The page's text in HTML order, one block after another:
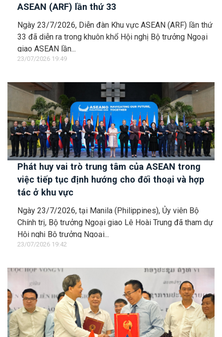
ASEAN (ARF) lần thứ 33
Ngày 23/7/2026, Diễn đàn Khu vực ASEAN (ARF) lần thứ
33 đã diễn ra trong khuôn khổ Hội nghị Bộ trưởng Ngoại
giao ASEAN lần...
23/07/2026 19:49
Phát huy vai trò trung tâm của ASEAN trong
việc tiếp tục định hướng cho đối thoại và hợp
tác ở khu vực
Ngày 23/7/2026, tại Manila (Philippines), Ủy viên Bộ
Chính trị, Bộ trưởng Ngoại giao Lê Hoài Trung đã tham dự
Hội nghị Bộ trưởng Ngoại...
23/07/2026 19:42